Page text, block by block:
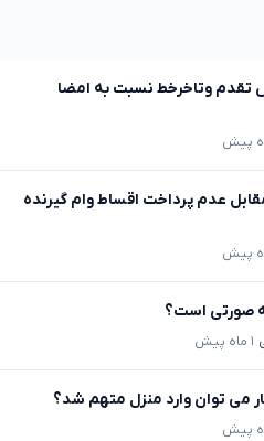
تقدم وتاخرخط نسبت به امضا
عدم پرداخت اقساط وام گیرنده
صورتی است؟
۱ ماه پیش
می توان وارد منزل متهم شد؟